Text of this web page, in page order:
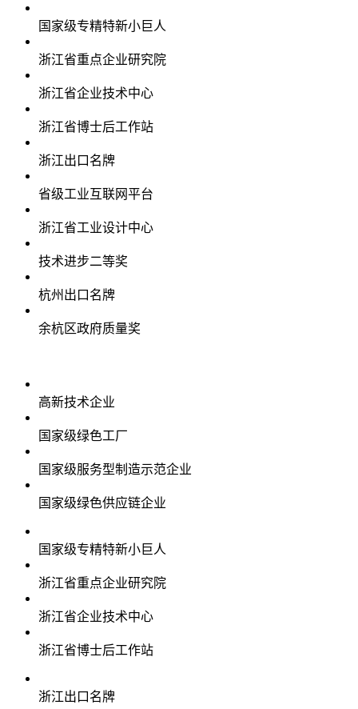
国家级专精特新小巨人
浙江省重点企业研究院
浙江省企业技术中心
浙江省博士后工作站
浙江出口名牌
省级工业互联网平台
浙江省工业设计中心
技术进步二等奖
杭州出口名牌
余杭区政府质量奖
高新技术企业
国家级绿色工厂
国家级服务型制造示范企业
国家级绿色供应链企业
国家级专精特新小巨人
浙江省重点企业研究院
浙江省企业技术中心
浙江省博士后工作站
浙江出口名牌